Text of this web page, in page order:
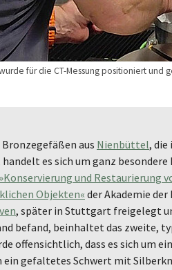
für die CT-Messung positioniert und
Bronzegefäßen aus Nienbüttel, die
es sich um ganz besondere
und Restaurierung
Objekten« der Akademie
, später in Stuttgart freigelegt
befand, beinhaltet das zweite,
offensichtlich, dass es sich um
gefaltetes Schwert mit